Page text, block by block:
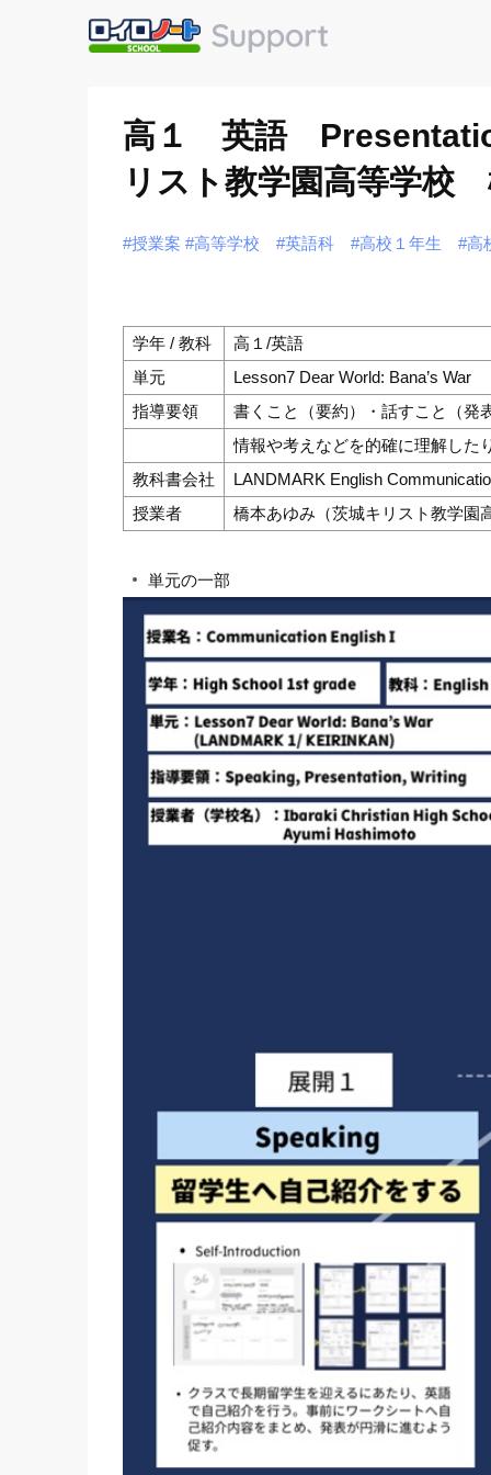
高１ 英語
リスト教学園高等学校
#授業案 #高等学校 #英語科 #高校１年生 #高
学年 / 教科
高１/英語
単元
Lesson7 Dear World: Bana’s War
指導要領
書くこと（要約）・話すこと（発
情報や考えなどを的確に理解した
教科書会社
LANDMARK English
授業者
橋本あゆみ（茨城キリスト教学園
単元の一部